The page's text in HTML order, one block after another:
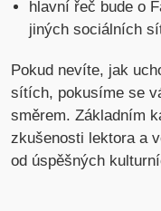
hlavní řeč bude o
jiných sociálních
Pokud nevíte, jak
sítích, pokusíme se
směrem. Základním
zkušenosti lektora a
od úspěšných